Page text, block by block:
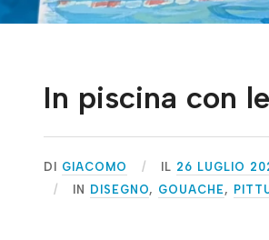
In piscina con
DI GIACOMO IL 26 LUGLIO
IN
DISEGNO, GOUACHE,